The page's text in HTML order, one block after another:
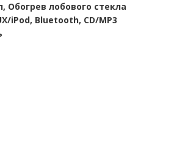
Обогрев лобового стекла
iPod, Bluetooth, CD/MP3